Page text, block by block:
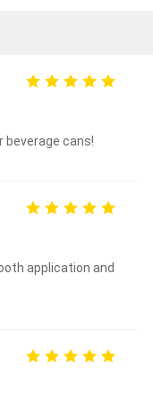
cans!
application and